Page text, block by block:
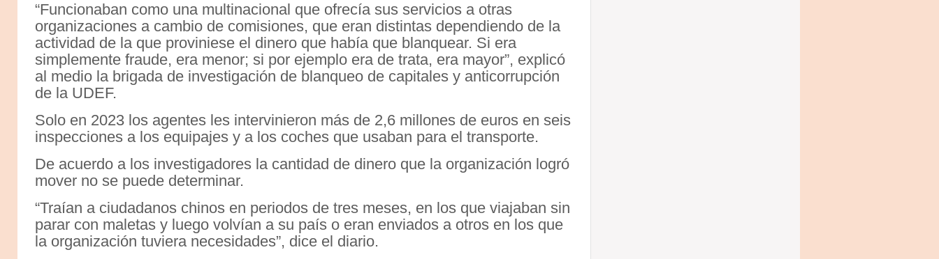
“Funcionaban como una multinacional que ofrecía sus servicios a otras
organizaciones a cambio de comisiones, que eran distintas dependiendo de la
actividad de la que proviniese el dinero que había que blanquear. Si era
simplemente fraude, era menor; si por ejemplo era de trata, era mayor”, explicó
al medio la brigada de investigación de blanqueo de capitales y anticorrupción
de la UDEF.
Solo en 2023 los agentes les intervinieron más de 2,6 millones de euros en seis
inspecciones a los equipajes y a los coches que usaban para el transporte.
De acuerdo a los investigadores la cantidad de dinero que la organización logró
mover no se puede determinar.
“Traían a ciudadanos chinos en periodos de tres meses, en los que viajaban sin
parar con maletas y luego volvían a su país o eran enviados a otros en los que
la organización tuviera necesidades”, dice el diario.